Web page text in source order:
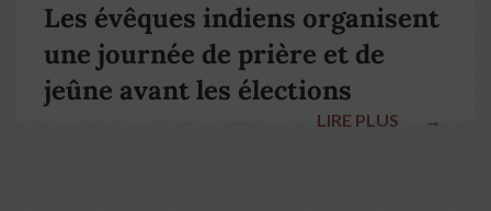
Les évêques indiens organisent
une journée de prière et de
jeûne avant les élections
LIRE PLUS →